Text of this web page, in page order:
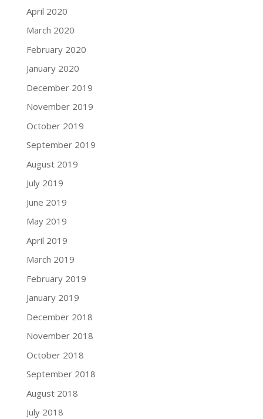
April 2020
March 2020
February 2020
January 2020
December 2019
November 2019
October 2019
September 2019
August 2019
July 2019
June 2019
May 2019
April 2019
March 2019
February 2019
January 2019
December 2018
November 2018
October 2018
September 2018
August 2018
July 2018